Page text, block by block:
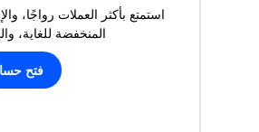
استمتع بأكثر العملات رواجًا،
المنخفضة للغاية،
فتح